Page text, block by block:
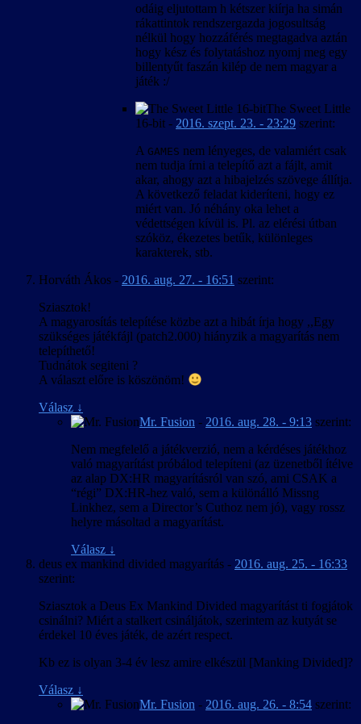
odáig eljutottam h kétszer kiírja ha simán
rákattintok rendszergazda jogosultság
nélkül hogy hozzáférés megtagadva aztán
hogy kész és folytatáshoz nyomj meg egy
billentyűt faszán kilép de nem magyar a
játék :/
The Sweet Little
16-bit - 2016. szept. 23. - 23:29 szerint:
A GAMES nem lényeges, de valamiért csak
nem tudja írni a telepítő azt a fájlt, amit
akar, ahogy azt a hibajelzés szövege állítja.
A következő feladat kideríteni, hogy ez
miért van. Jó néhány oka lehet a
védettségen kívül is. Pl. az elérési útban
szóköz, ékezetes betűk, különleges
karakterek, stb.
Horváth Ákos - 2016. aug. 27. - 16:51 szerint:
Sziasztok!
A magyarosítás telepítése közbe azt a hibát írja hogy ,,Egy
szükséges játékfájl (patch2.000) hiányzik a magyarítás nem
telepíthető!
Tudnátok segiteni ?
A választ előre is köszönöm!
Válasz ↓
Mr. Fusion - 2016. aug. 28. - 9:13 szerint:
Nem megfelelő a játékverzió, nem a kérdéses játékhoz
való magyarítást próbálod telepíteni (az üzenetből ítélve
az alap DX:HR magyarításról van szó, ami CSAK a
“régi” DX:HR-hez való, sem a különálló Missng
Linkhez, sem a Director’s Cuthoz nem jó), vagy rossz
helyre másoltad a magyarítást.
Válasz ↓
deus ex mankind divided magyarítás - 2016. aug. 25. - 16:33
szerint:
Sziasztok a Deus Ex Mankind Divided magyarítást ti fogjátok
csinálni? Miért a stalkert csináljátok, szerintem az kutyát se
érdekel 10 éves játék, de azért respect.
Kb ez is olyan 3-4 év lesz amire elkészül [Manking Divided]?
Válasz ↓
Mr. Fusion - 2016. aug. 26. - 8:54 szerint: